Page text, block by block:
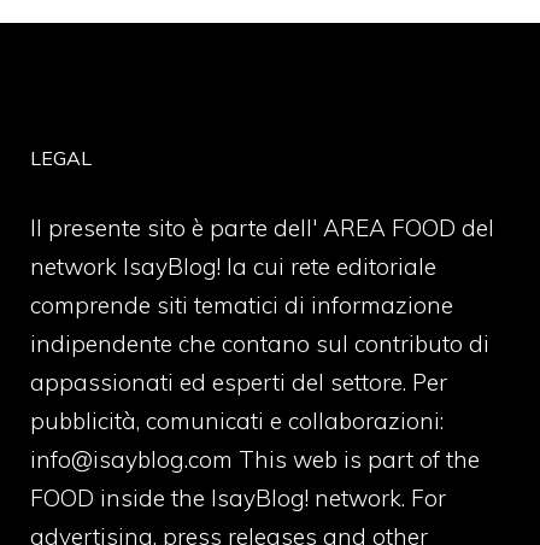
LEGAL
Il presente sito è parte dell' AREA FOOD del
network IsayBlog! la cui rete editoriale
comprende siti tematici di informazione
indipendente che contano sul contributo di
appassionati ed esperti del settore. Per
pubblicità, comunicati e collaborazioni:
info@isayblog.com This web is part of the
FOOD inside the IsayBlog! network. For
advertising, press releases and other